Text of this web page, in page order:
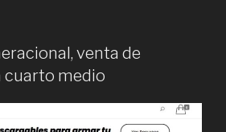
venta de
cuarto medio